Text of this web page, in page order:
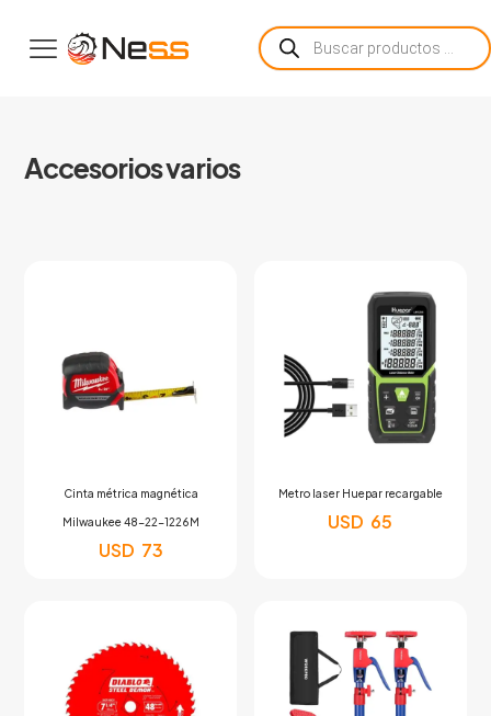
Búsqueda
de
productos
Accesorios varios
Cinta métrica magnética
Milwaukee 48-22-1226M
USD 73
Metro laser Huepar recargable
USD 65